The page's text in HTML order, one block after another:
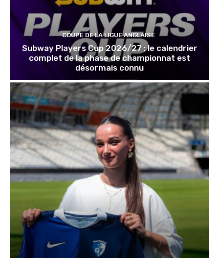
COUPE DE LA LIGUE ANGLAISE
Subway Players Cup 2026/27 : le calendrier
complet de la phase de championnat est
désormais connu